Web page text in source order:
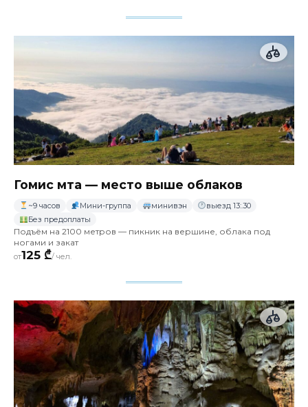
Гомис мта — место выше облаков
~9 часов Мини-группа минивэн
выезд 13:.30
Без предоплаты
Подъём на 2100 метров — пикник на вершине, облака под
ногами и закат
от125 ₾/ чел.